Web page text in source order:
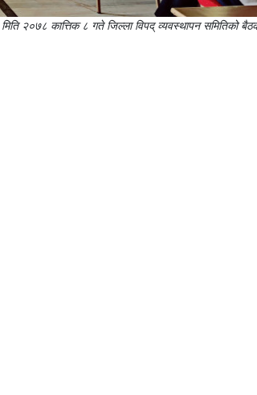
२०७८ कात्तिक ८ गते जिल्ला विपद् व्यवस्थापन समितिको